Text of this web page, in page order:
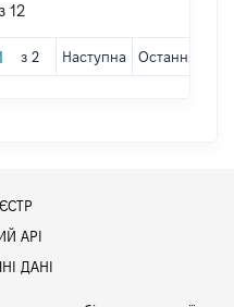
12
з 2 Наступна Остання
АРІ
ДАНІ